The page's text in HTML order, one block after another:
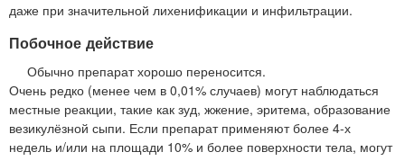
даже при значительной лихенификации и инфильтрации.
Побочное действие
Обычно препарат хорошо переносится.
Очень редко (менее чем в 0,01% случаев) могут наблюдаться
местные реакции, такие как зуд, жжение, эритема, образование
везикулёзной сыпи. Если препарат применяют более 4-х
недель и/или на площади 10% и более поверхности тела, могут